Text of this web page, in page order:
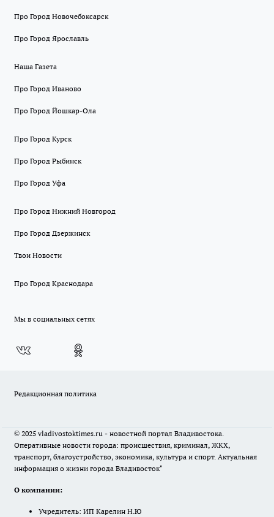
Про Город Новочебоксарск
Про Город Ярославль
Наша Газета
Про Город Иваново
Про Город Йошкар-Ола
Про Город Курск
Про Город Рыбинск
Про Город Уфа
Про Город Нижний Новгород
Про Город Дзержинск
Твои Новости
Про Город Краснодара
Мы в социальных сетях
Редакционная политика
© 2025 vladivostoktimes.ru - новостной портал Владивостока.
Оперативные новости города: происшествия, криминал, ЖКХ,
транспорт, благоустройство, экономика, культура и спорт. Актуальная
информация о жизни города Владивосток"
О компании:
Учредитель: ИП Карелин Н.Ю